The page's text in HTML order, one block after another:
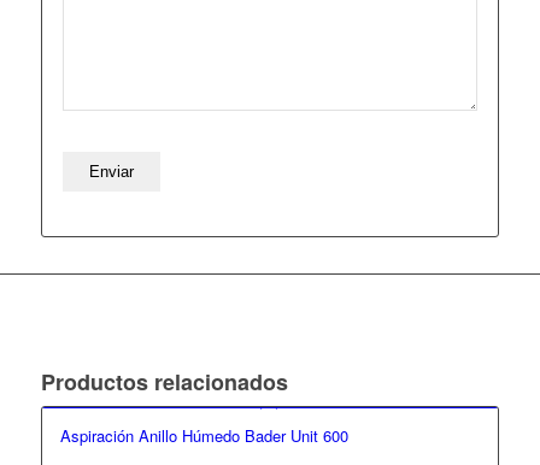
Productos relacionados
Aspiración Anillo Húmedo Bader Unit 600